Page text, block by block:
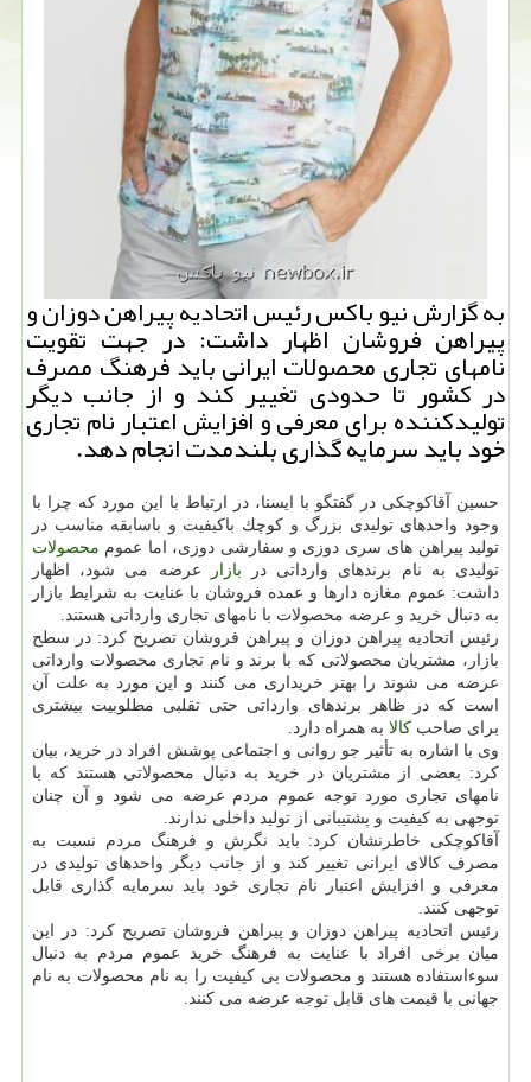
به گزارش نیو باكس رئیس اتحادیه پیراهن دوزان و
پیراهن فروشان اظهار داشت: در جهت تقویت
نامهای تجاری محصولات ایرانی باید فرهنگ مصرف
در كشور تا حدودی تغییر كند و از جانب دیگر
تولیدكننده برای معرفی و افزایش اعتبار نام تجاری
خود باید سرمایه گذاری بلندمدت انجام دهد.
حسین آقاكوچكی در گفتگو با ایسنا، در ارتباط با این مورد كه چرا با
وجود واحدهای تولیدی بزرگ و كوچك باكیفیت و باسابقه مناسب در
تولید پیراهن های سری دوزی و سفارشی دوزی، اما عموم محصولات
تولیدی به نام برندهای وارداتی در بازار
عرضه می شود، اظهار
داشت: عموم مغازه دارها و عمده فروشان با عنایت به شرایط بازار
به دنبال خرید و عرضه محصولات با نامهای تجاری وارداتی هستند.
رئیس اتحادیه پیراهن دوزان و پیراهن فروشان تصریح كرد: در سطح
بازار، مشتریان محصولاتی كه با برند و نام تجاری محصولات وارداتی
عرضه می شوند را بهتر خریداری می كنند و این مورد به علت آن
است كه در ظاهر برندهای وارداتی حتی تقلبی مطلوبیت بیشتری
برای صاحب كالا به همراه دارد.
وی با اشاره به تأثیر جو روانی و اجتماعی پوشش افراد در خرید، بیان
كرد: بعضی از مشتریان در خرید به دنبال محصولاتی هستند كه با
نامهای تجاری مورد توجه عموم مردم عرضه می شود و آن چنان
توجهی به كیفیت و پشتیبانی از تولید داخلی ندارند.
آقاكوچكی خاطرنشان كرد: باید نگرش و فرهنگ مردم نسبت به
مصرف كالای ایرانی تغییر كند و از جانب دیگر واحدهای تولیدی در
معرفی و افزایش اعتبار نام تجاری خود باید سرمایه گذاری قابل
توجهی كنند.
رئیس اتحادیه پیراهن دوزان و پیراهن فروشان تصریح كرد: در این
میان برخی افراد با عنایت به فرهنگ خرید عموم مردم به دنبال
سوءاستفاده هستند و محصولات بی كیفیت را به نام محصولات به نام
جهانی با قیمت های قابل توجه عرضه می كنند.